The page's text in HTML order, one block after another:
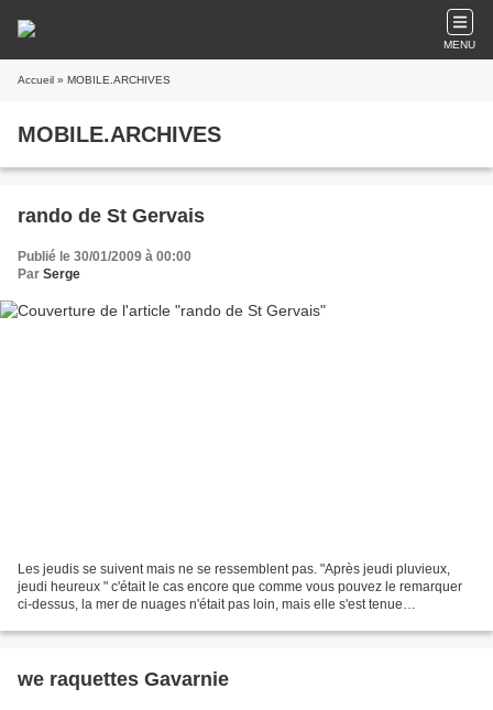
MENU
Accueil » MOBILE.ARCHIVES
MOBILE.ARCHIVES
rando de St Gervais
Publié le 30/01/2009 à 00:00
Par Serge
Les jeudis se suivent mais ne se ressemblent pas. "Après jeudi pluvieux,
jeudi heureux " c'était le cas encore que comme vous pouvez le remarquer
ci-dessus, la mer de nuages n'était pas loin, mais elle s'est tenue
we raquettes Gavarnie